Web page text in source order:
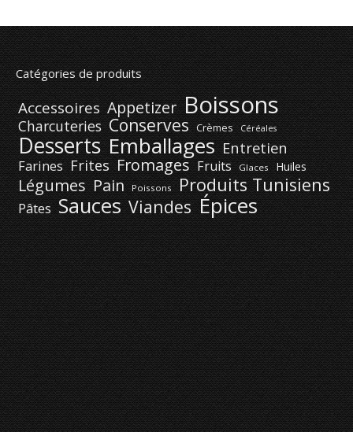
Catégories de produits
Accessoires Appetizer Boissons
Charcuteries Conserves Crèmes Céréales
Desserts Emballages Entretien
Farines Frites Fromages Fruits Glaces Huiles
Légumes Pain Poissons Produits Tunisiens
Pâtes Sauces Viandes Épices